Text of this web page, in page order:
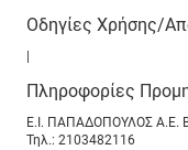
Οδηγίες Χρήσης/
Πληροφορίες
Ε.Ι. ΠΑΠΑΔΟΠΟΥΛΟΣ Α.Ε.
Τηλ.: 2103482116